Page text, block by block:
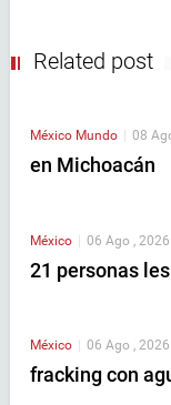
Related post
México Mundo 08
en Michoacán
México | 06 Ago , 2026
21 personas
México 06 Ago , 2026
fracking con